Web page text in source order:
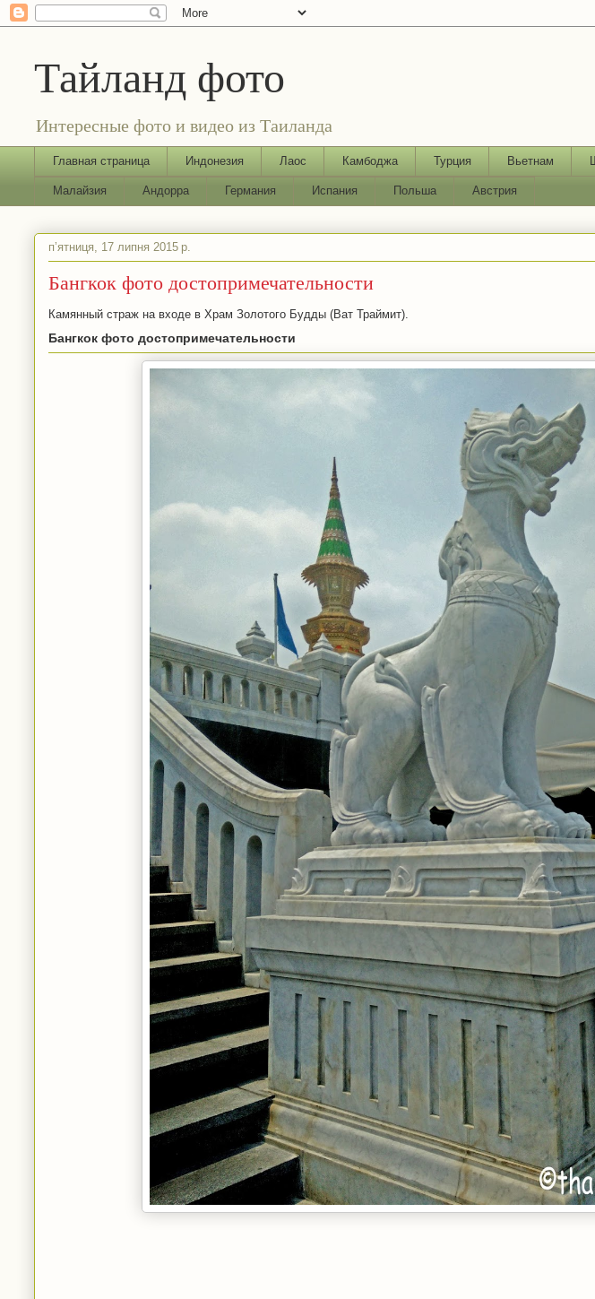
Тайланд фото
Интересные фото и видео из Таиланда
Главная страница Индонезия Лаос Камбоджа Турция Вьетнам
Малайзия Андорра Германия Испания Польша Австрия
пʼятниця, 17 липня 2015 р.
Бангкок фото достопримечательности
Камянный страж на входе в Храм Золотого Будды (Ват Траймит).
Бангкок фото достопримечательности